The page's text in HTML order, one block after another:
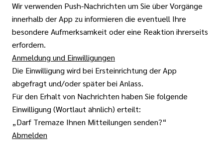
Wir verwenden Push-Nachrichten um Sie über Vorgänge
innerhalb der App zu informieren die eventuell Ihre
besondere Aufmerksamkeit oder eine Reaktion ihrerseits
erfordern.
Anmeldung und Einwilligungen
Die Einwilligung wird bei Ersteinrichtung der App
abgefragt und/oder später bei Anlass.
Für den Erhalt von Nachrichten haben Sie folgende
Einwilligung (Wortlaut ähnlich) erteilt:
„Darf Tremaze Ihnen Mitteilungen senden?“
Abmelden